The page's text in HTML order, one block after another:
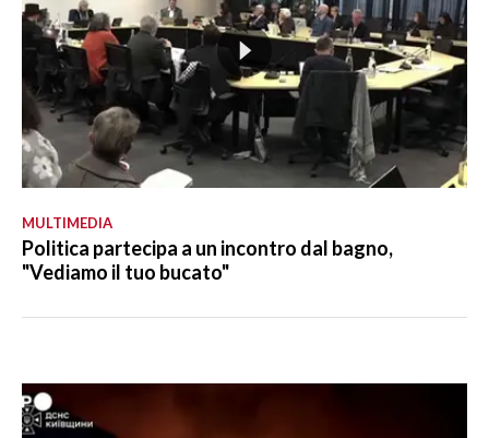
MULTIMEDIA
Politica partecipa a un incontro dal bagno,
"Vediamo il tuo bucato"